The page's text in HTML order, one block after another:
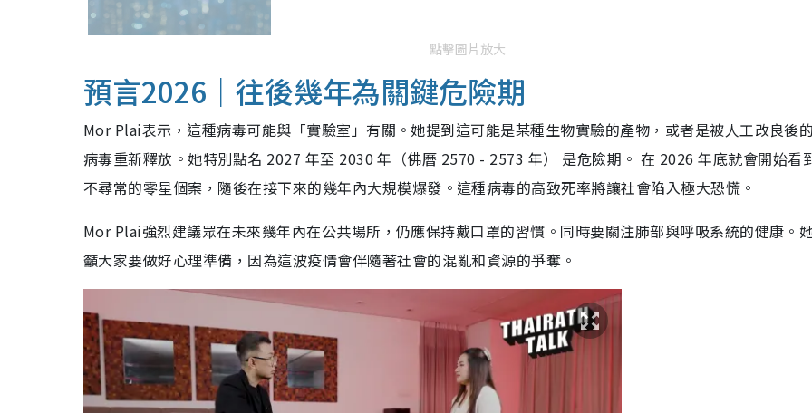
點擊圖片放大
預言2026｜往後幾年為關鍵危險期
Mor Plai表示，這種病毒可能與「實驗室」有關。她提到這可能是某種生物實驗的產物，或者是被人工改良後
病毒重新釋放。她特別點名 2027 年至 2030 年（佛曆 2570 - 2573 年） 是危險期。 在 2026 年底就會開始看
不尋常的零星個案，隨後在接下來的幾年內大規模爆發。這種病毒的高致死率將讓社會陷入極大恐慌。
Mor Plai強烈建議眾在未來幾年內在公共場所，仍應保持戴口罩的習慣。同時要關注肺部與呼吸系統的健康。
籲大家要做好心理準備，因為這波疫情會伴隨著社會的混亂和資源的爭奪。